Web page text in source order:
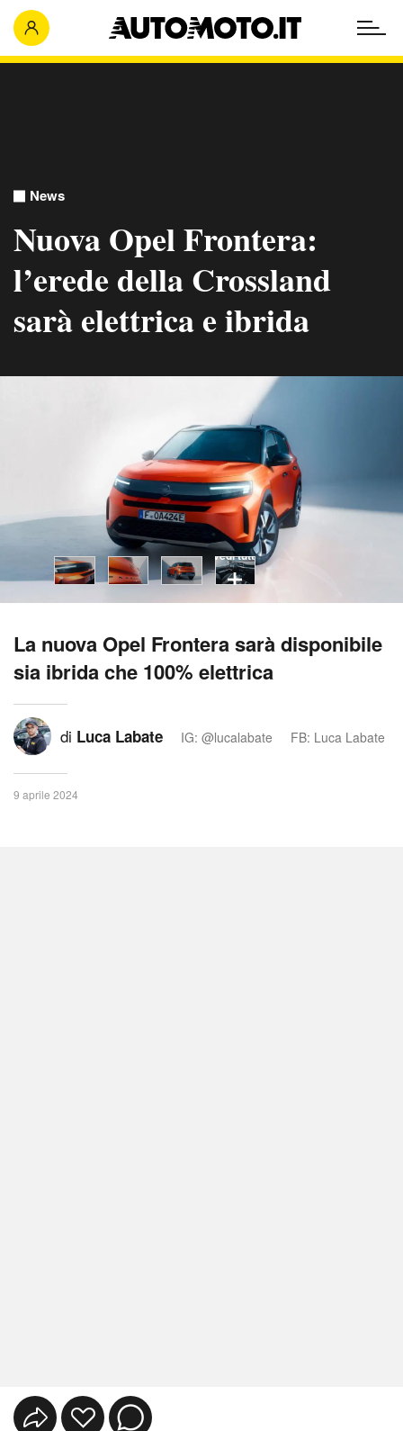
News
Nuova Opel Frontera:
l’erede della Crossland
sarà elettrica e ibrida
vedi tutti
La nuova Opel Frontera sarà disponibile
sia ibrida che 100% elettrica
di Luca Labate IG: @lucalabate FB: Luca Labate
9 aprile 2024